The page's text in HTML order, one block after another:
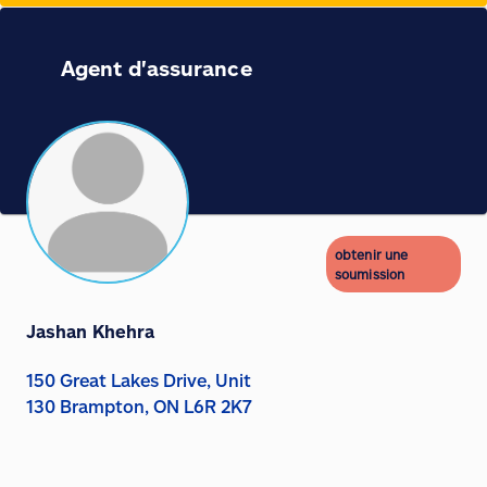
Agent d'assurance
obtenir une
soumission
Jashan Khehra
150 Great Lakes Drive, Unit
130 Brampton, ON L6R 2K7